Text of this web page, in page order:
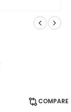
COMPARE